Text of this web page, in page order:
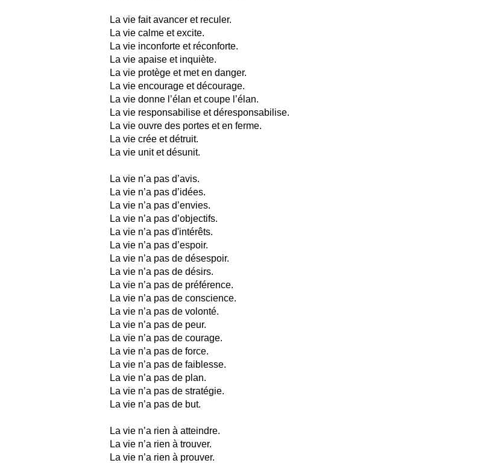
La vie fait avancer et reculer.
La vie calme et excite.
La vie inconforte et réconforte.
La vie apaise et inquiète.
La vie protège et met en danger.
La vie encourage et décourage.
La vie donne l’élan et coupe l’élan.
La vie responsabilise et déresponsabilise.
La vie ouvre des portes et en ferme.
La vie crée et détruit.
La vie unit et désunit.
La vie n’a pas d’avis.
La vie n’a pas d’idées.
La vie n’a pas d’envies.
La vie n’a pas d’objectifs.
La vie n’a pas d'intérêts.
La vie n’a pas d’espoir.
La vie n’a pas de désespoir.
La vie n’a pas de désirs.
La vie n’a pas de préférence.
La vie n’a pas de conscience.
La vie n’a pas de volonté.
La vie n’a pas de peur.
La vie n’a pas de courage.
La vie n’a pas de force.
La vie n’a pas de faiblesse.
La vie n’a pas de plan.
La vie n’a pas de stratégie.
La vie n’a pas de but.
La vie n’a rien à atteindre.
La vie n’a rien à trouver.
La vie n’a rien à prouver.